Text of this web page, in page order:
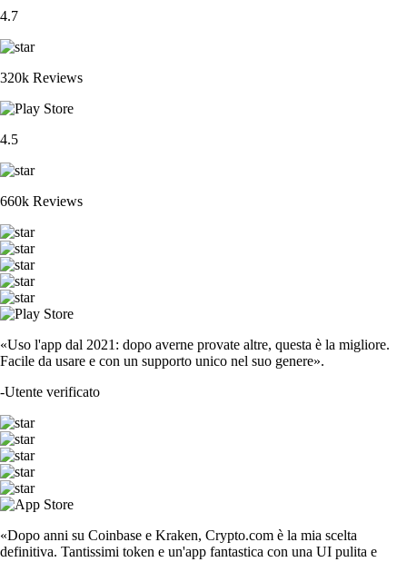
4.7
320k Reviews
4.5
660k Reviews
«Uso l'app dal 2021: dopo averne provate altre, questa è la migliore.
Facile da usare e con un supporto unico nel suo genere».
-Utente verificato
«Dopo anni su Coinbase e Kraken, Crypto.com è la mia scelta
definitiva. Tantissimi token e un'app fantastica con una UI pulita e